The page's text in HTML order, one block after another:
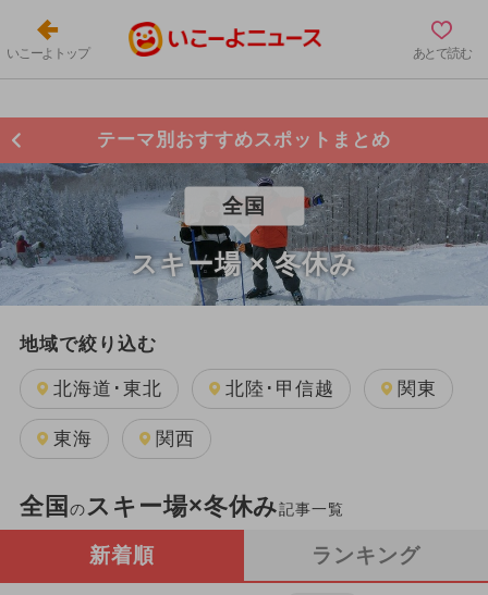
いこーよトップ あとで読む
テーマ別おすすめスポットまとめ
全国
スキー場 × 冬休み
地域で絞り込む
北海道･東北 北陸･甲信越 関東
東海 関西
全国 のスキー場×冬休み記事一覧
新着順 ランキング